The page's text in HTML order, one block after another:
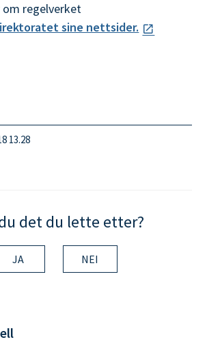
om regelverket
sine nettsider.
13.28
det du lette etter?
JA NEI